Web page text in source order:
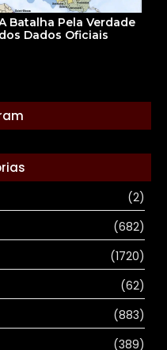
Batalha Pela Verdade
dos Dados Oficiais
(2)
(682)
(1720)
(62)
(883)
(389)